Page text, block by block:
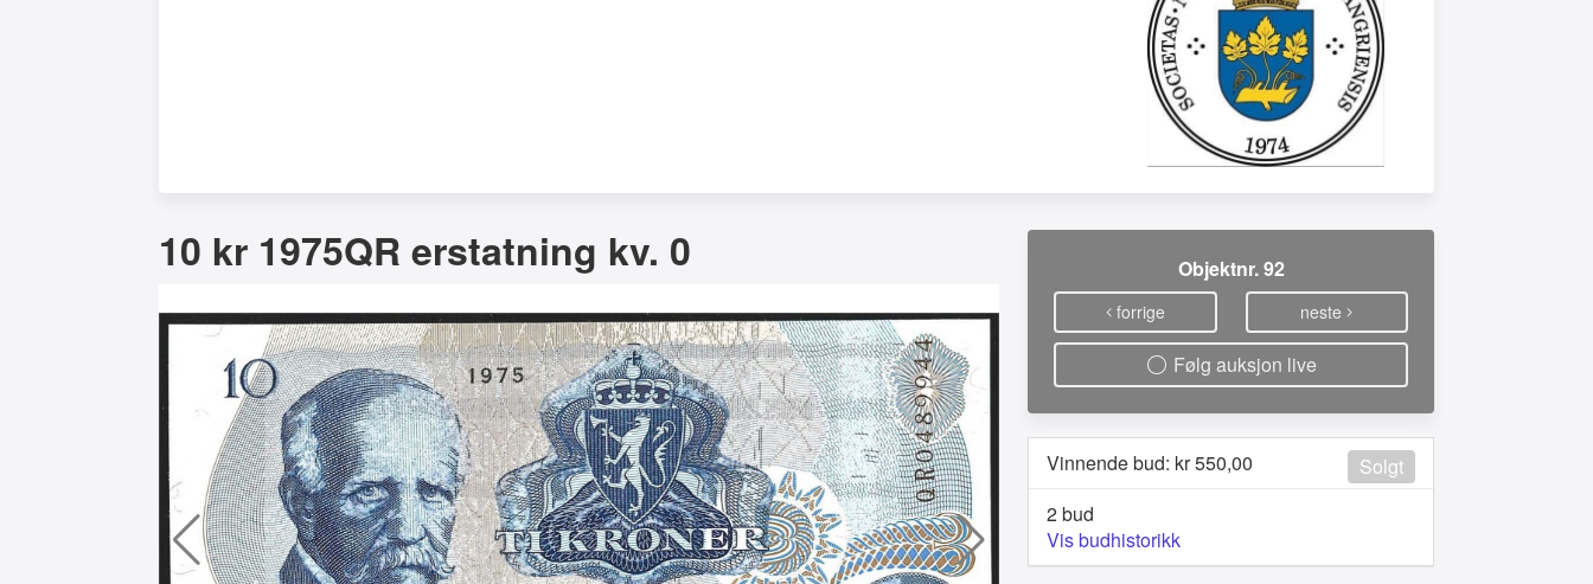
10 kr 1975QR erstatning kv. 0 Objektnr. 92
forrige neste
Følg auksjon live
Solgt
Vinnende bud: kr550,00
2 bud
Vis budhistorikk